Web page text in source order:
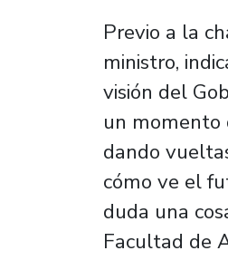
Previo a la
ministro,
visión del
un momento
dando
cómo ve el
duda una
Facultad de